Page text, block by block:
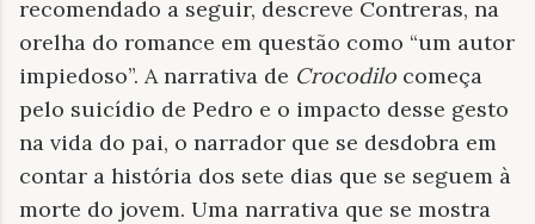
recomendado a seguir, descreve Contreras, na
orelha do romance em questão como “um autor
impiedoso”. A narrativa de Crocodilo começa
pelo suicídio de Pedro e o impacto desse gesto
na vida do pai, o narrador que se desdobra em
contar a história dos sete dias que se seguem à
morte do jovem. Uma narrativa que se mostra